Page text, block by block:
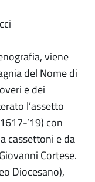
viene
del Nome di
e dei
l’assetto
’19) con
cassettoni e da
Cortese.
Diocesano),